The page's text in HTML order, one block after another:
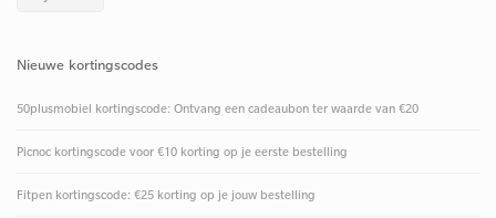
Nieuwe kortingscodes
50plusmobiel kortingscode: Ontvang een cadeaubon ter waarde van €20
Picnoc kortingscode voor €10 korting op je eerste bestelling
Fitpen kortingscode: €25 korting op je jouw bestelling